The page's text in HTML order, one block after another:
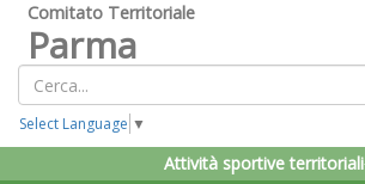
Comitato Territoriale
Parma
Select Language ▼
Attività sportive territoriali